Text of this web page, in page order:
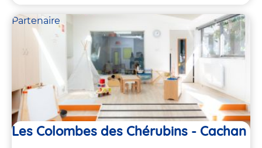
Partenaire
Les Colombes des Chérubins - Cachan